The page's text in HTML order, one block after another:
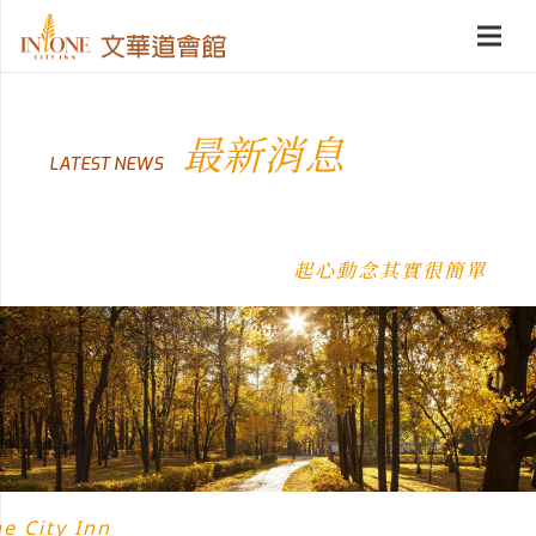
LATEST NEWS 最新消息
起心動念其實很簡單
City Inn